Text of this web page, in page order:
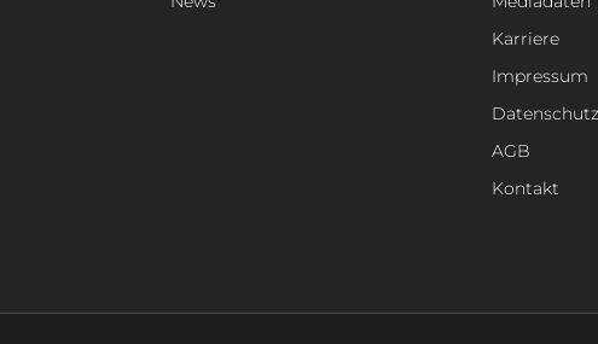
Karriere
Impressum
Datenschutz
AGB
Kontakt